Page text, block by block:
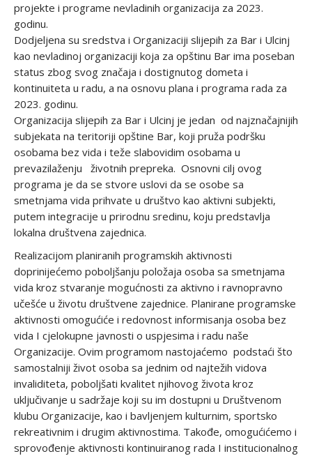
projekte i programe nevladinih organizacija za 2023.
godinu.
Dodjeljena su sredstva i Organizaciji slijepih za Bar i Ulcinj
kao nevladinoj organizaciji koja za opštinu Bar ima poseban
status zbog svog značaja i dostignutog dometa i
kontinuiteta u radu, a na osnovu plana i programa rada za
2023. godinu.
Organizacija slijepih za Bar i Ulcinj je jedan od najznačajnijih
subjekata na teritoriji opštine Bar, koji pruža podršku
osobama bez vida i teže slabovidim osobama u
prevazilaženju životnih prepreka. Osnovni cilj ovog
programa je da se stvore uslovi da se osobe sa
smetnjama vida prihvate u društvo kao aktivni subjekti,
putem integracije u prirodnu sredinu, koju predstavlja
lokalna društvena zajednica.
Realizacijom planiranih programskih aktivnosti
doprinijećemo poboljšanju položaja osoba sa smetnjama
vida kroz stvaranje mogućnosti za aktivno i ravnopravno
učešće u životu društvene zajednice. Planirane programske
aktivnosti omogućiće i redovnost informisanja osoba bez
vida I cjelokupne javnosti o uspjesima i radu naše
Organizacije. Ovim programom nastojaćemo podstaći što
samostalniji život osoba sa jednim od najtežih vidova
invaliditeta, poboljšati kvalitet njihovog života kroz
uključivanje u sadržaje koji su im dostupni u Društvenom
klubu Organizacije, kao i bavljenjem kulturnim, sportsko
rekreativnim i drugim aktivnostima. Takođe, omogućićemo i
sprovođenje aktivnosti kontinuiranog rada I institucionalnog